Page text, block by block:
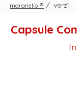
maranello ® / verzì
Capsule